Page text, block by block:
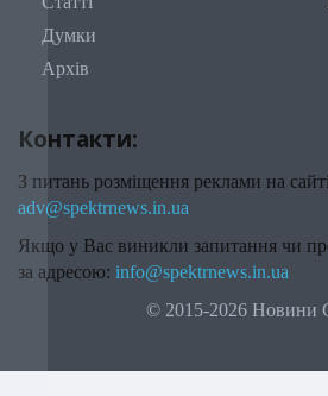
Думки
Архів
Контакти:
З питань розміщення реклами на
adv@spektrnews.in.ua
Якщо у Вас виникли запитання чи
за адресою: info@spektrnews.in.ua
© 2015-2026 Новини